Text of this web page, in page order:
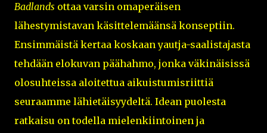
Badlands ottaa varsin omaperäisen
lähestymistavan käsittelemäänsä konseptiin.
Ensimmäistä kertaa koskaan yautja-saalistajasta
tehdään elokuvan päähahmo, jonka väkinäisissä
olosuhteissa aloitettua aikuistumisriittiä
seuraamme lähietäisyydeltä. Idean puolesta
ratkaisu on todella mielenkiintoinen ja